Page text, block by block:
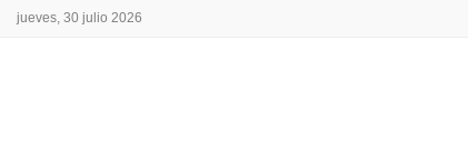
jueves, 30 julio 2026